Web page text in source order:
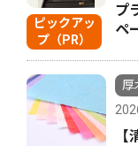
ピックアッ
プ（PR）
プ
ペ
厚